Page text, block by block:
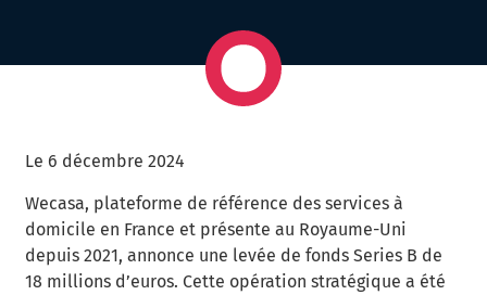
Le 6 décembre 2024
Wecasa, plateforme de référence des services à
domicile en France et présente au Royaume-Uni
depuis 2021, annonce une levée de fonds Series B de
18 millions d’euros. Cette opération stratégique a été